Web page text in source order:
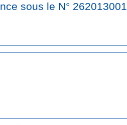
sous le N° 262013001